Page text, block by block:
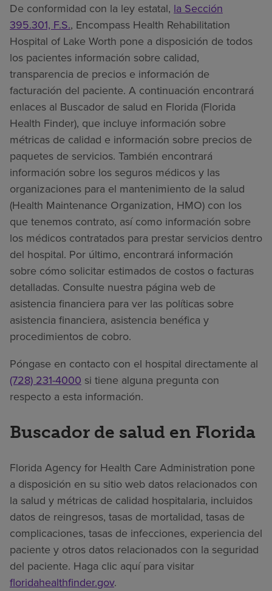
De conformidad con la ley estatal, la Sección
395.301, F.S., Encompass Health Rehabilitation
Hospital of Lake Worth pone a disposición de todos
los pacientes información sobre calidad,
transparencia de precios e información de
facturación del paciente. A continuación encontrará
enlaces al Buscador de salud en Florida (Florida
Health Finder), que incluye información sobre
métricas de calidad e información sobre precios de
paquetes de servicios. También encontrará
información sobre los seguros médicos y las
organizaciones para el mantenimiento de la salud
(Health Maintenance Organization, HMO) con los
que tenemos contrato, así como información sobre
los médicos contratados para prestar servicios dentro
del hospital. Por último, encontrará información
sobre cómo solicitar estimados de costos o facturas
detalladas. Consulte nuestra página web de
asistencia financiera para ver las políticas sobre
asistencia financiera, asistencia benéfica y
procedimientos de cobro.
Póngase en contacto con el hospital directamente al
(728) 231-4000 si tiene alguna pregunta con
respecto a esta información.
Buscador de salud en Florida
Florida Agency for Health Care Administration pone
a disposición en su sitio web datos relacionados con
la salud y métricas de calidad hospitalaria, incluidos
datos de reingresos, tasas de mortalidad, tasas de
complicaciones, tasas de infecciones, experiencia del
paciente y otros datos relacionados con la seguridad
del paciente. Haga clic aquí para visitar
floridahealthfinder.gov.